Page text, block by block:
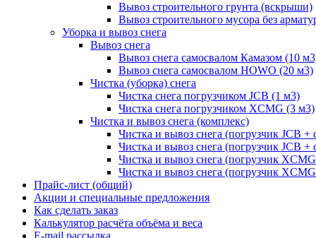
Вывоз строительного грунта (вскрыши)
Вывоз строительного мусора без
Уборка и вывоз снега
Вывоз снега
Вывоз снега самосвалом Камазом (10
Вывоз снега самосвалом HOWO (20 м3)
Чистка (уборка) снега
Чистка снега погрузчиком JCB (1 м3)
Чистка снега погрузчиком XCMG (3 м3)
Чистка и вывоз снега (комплекс)
Чистка и вывоз снега (погрузчик JCB +
Чистка и вывоз снега (погрузчик JCB +
Чистка и вывоз снега (погрузчик
Чистка и вывоз снега (погрузчик
Прайс-лист (общий)
Акции и специальные предложения
Как сделать заказ
Калькулятор расчёта объёма и веса
E-mail рассылка